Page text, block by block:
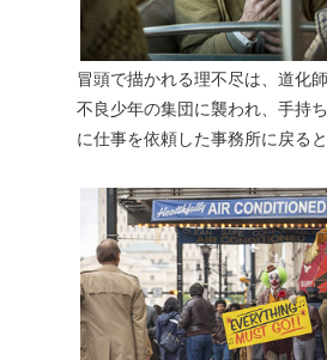
冒頭で描かれる理不尽は、道化
不良少年の集団に襲われ、手持
に仕事を依頼した事務所に戻る